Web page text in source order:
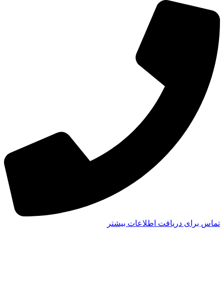
تماس برای دریافت اطلاعات بیشتر